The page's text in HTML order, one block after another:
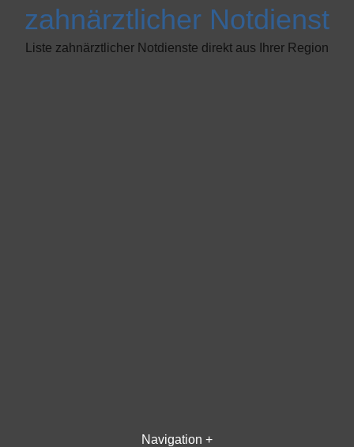
zahnärztlicher Notdienst
Liste zahnärztlicher Notdienste direkt aus Ihrer Region
Navigation +